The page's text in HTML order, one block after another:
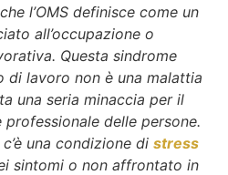
l’OMS definisce come un
all’occupazione o
Questa sindrome
di lavoro non è una malattia
una seria minaccia per il
professionale delle persone.
una condizione di stress
sintomi o non affrontato in